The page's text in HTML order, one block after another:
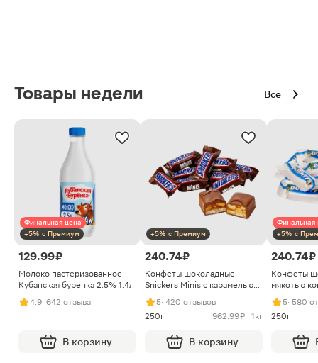
Товары недели Все
Финальная цена
+5% с Премиум
129.99 ₽
Молоко пастеризованное
Кубанская буренка 2.5% 1.4л
4.9· 642 отзыва
В корзину
+5% с Премиум
240.74 ₽
Конфеты шоколадные
Snickers Minis с карамелью
арахисом и нугой
5· 420 отзывов
250г
962.99 ₽ · 1кг
В корзину
Финальная
+5% с
240.74 ₽
Конфеты
мякотью
5· 580
250г